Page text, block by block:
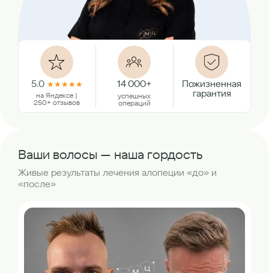
5.0 ★★★★★
на Яндексе |
250+ отзывов
14 000+
успешных
операций
Пожизненная
гарантия
Ваши волосы — наша гордость
Живые результаты лечения алопеции «до» и
«после»